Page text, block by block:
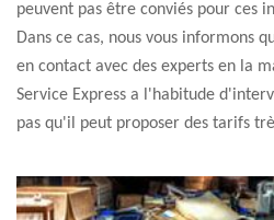
peuvent pas être conviés pour ces
Dans ce cas, nous vous informons
en contact avec des experts en la
Service Express a l'habitude
pas qu'il peut proposer des tarifs